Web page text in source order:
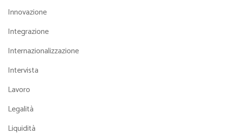
Innovazione
Integrazione
Internazionalizzazione
Intervista
Lavoro
Legalità
Liquidità